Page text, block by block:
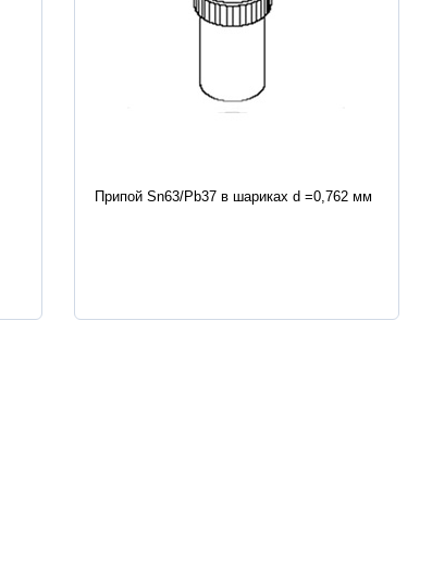
Припой Sn63/Pb37 в шариках d =0,762 мм